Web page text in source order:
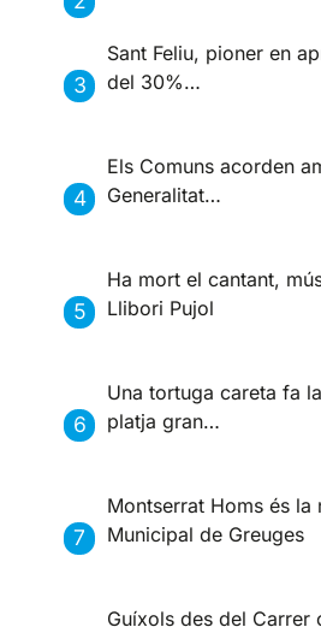
Sant Feliu, pioner en
del 30%…
Els Comuns acorden
Generalitat…
Ha mort el cantant,
Llibori Pujol
Una tortuga careta fa
platja gran…
Montserrat Homs és la
Municipal de Greuges
Guíxols des del Carrer